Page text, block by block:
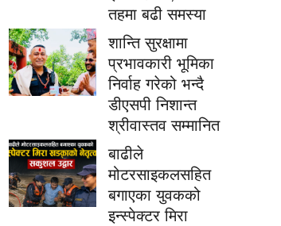
तहमा बढी समस्या
शान्ति सुरक्षामा
प्रभावकारी भूमिका
निर्वाह गरेको भन्दै
डीएसपी निशान्त
श्रीवास्तव सम्मानित
बाढीले
मोटरसाइकलसहित
बगाएका युवकको
इन्स्पेक्टर मिरा